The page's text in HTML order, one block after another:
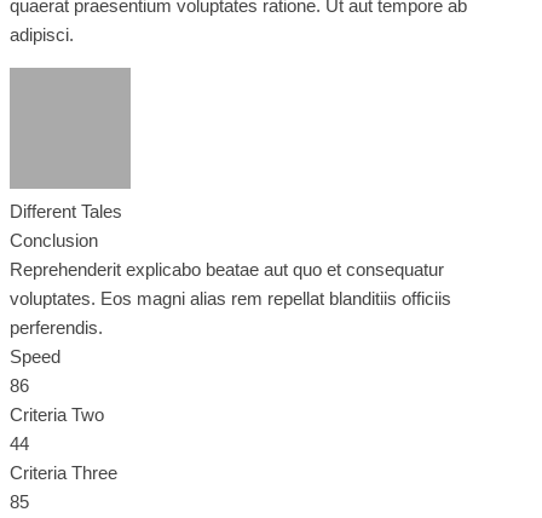
quaerat praesentium voluptates ratione. Ut aut tempore ab
adipisci.
Different Tales
Conclusion
Reprehenderit explicabo beatae aut quo et consequatur
voluptates. Eos magni alias rem repellat blanditiis officiis
perferendis.
Speed
86
Criteria Two
44
Criteria Three
85